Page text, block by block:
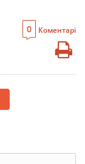
0 Коментарі